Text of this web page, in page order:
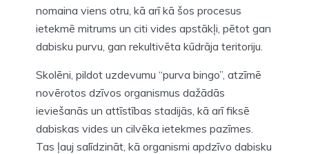
nomaina viens otru, kā arī kā šos procesus
ietekmē mitrums un citi vides apstākļi, pētot gan
dabisku purvu, gan rekultivēta kūdrāja teritoriju.
Skolēni, pildot uzdevumu “purva bingo”, atzīmē
novērotos dzīvos organismus dažādās
ieviešanās un attīstības stadijās, kā arī fiksē
dabiskas vides un cilvēka ietekmes pazīmes.
Tas ļauj salīdzināt, kā organismi apdzīvo dabisku